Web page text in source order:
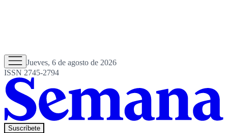
Jueves, 6 de agosto de 2026
ISSN 2745-2794
Suscríbete